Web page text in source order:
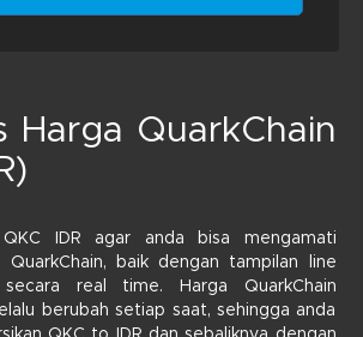
Harga QuarkChain
IDR agar anda bisa mengamati
QuarkChain, baik dengan tampilan line
real time. Harga QuarkChain
berubah setiap saat, sehingga anda